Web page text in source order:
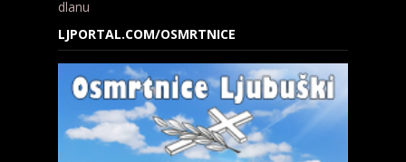
dlanu
LJPORTAL.COM/OSMRTNICE